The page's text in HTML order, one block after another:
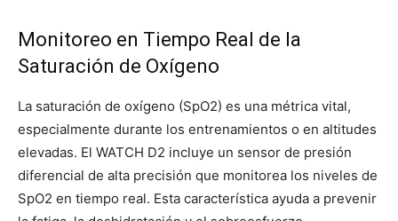
Monitoreo en Tiempo Real de la
Saturación de Oxígeno
La saturación de oxígeno (SpO2) es una métrica vital,
especialmente durante los entrenamientos o en altitudes
elevadas. El WATCH D2 incluye un sensor de presión
diferencial de alta precisión que monitorea los niveles de
SpO2 en tiempo real. Esta característica ayuda a prevenir